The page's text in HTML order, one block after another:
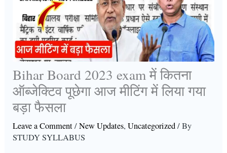
Bihar Board 2023 exam में कितना
ऑब्जेक्टिव पूछेगा आज मीटिंग में लिया गया
बड़ा फैसला
Leave a Comment/New Updates,Uncategorized/ By
STUDY SYLLABUS